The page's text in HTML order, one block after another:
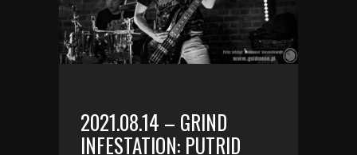
2021.08.14 – GRIND
INFESTATION: PUTRID